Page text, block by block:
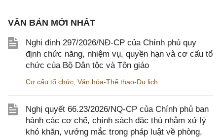
VĂN BẢN MỚI NHẤT
Nghị định 297/2026/NĐ-CP của Chính phủ quy
định chức năng, nhiệm vụ, quyền hạn và cơ cấu tổ
chức của Bộ Dân tộc và Tôn giáo
Cơ cấu tổ chức Văn hóa-Thể thao-Du lịch
Nghị quyết 66.23/2026/NQ-CP của Chính phủ ban
hành các cơ chế, chính sách đặc thù nhằm xử lý
khó khăn, vướng mắc trong pháp luật về phòng,